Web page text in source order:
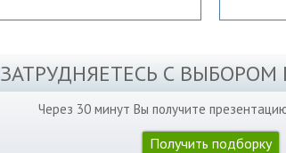
ЗАТРУДНЯЕТЕСЬ С
Через 30 минут Вы получите
Получить подборку